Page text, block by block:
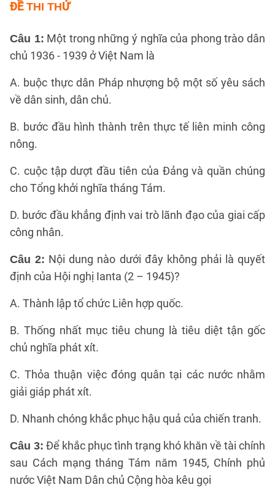
ĐỀ THI THỬ
Câu 1: Một trong những ý nghĩa của phong trào dân
chủ 1936 - 1939 ở Việt Nam là
A. buộc thực dân Pháp nhượng bộ một số yêu sách
về dân sinh, dân chủ.
B. bước đầu hình thành trên thực tế liên minh công
nông.
C. cuộc tập dượt đầu tiên của Đảng và quần chúng
cho Tổng khởi nghĩa tháng Tám.
D. bước đầu khẳng định vai trò lãnh đạo của giai cấp
công nhân.
Câu 2: Nội dung nào dưới đây không phải là quyết
định của Hội nghị Ianta (2 – 1945)?
A. Thành lập tổ chức Liên hợp quốc.
B. Thống nhất mục tiêu chung là tiêu diệt tận gốc
chủ nghĩa phát xít.
C. Thỏa thuận việc đóng quân tại các nước nhằm
giải giáp phát xít.
D. Nhanh chóng khắc phục hậu quả của chiến tranh.
Câu 3: Để khắc phục tình trạng khó khăn về tài chính
sau Cách mạng tháng Tám năm 1945, Chính phủ
nước Việt Nam Dân chủ Cộng hòa kêu gọi